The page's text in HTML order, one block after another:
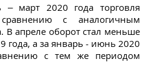
– март 2020 года торговля
с аналогичным
В апреле оборот стал меньше
года, а за январь - июнь 2020
с тем же периодом